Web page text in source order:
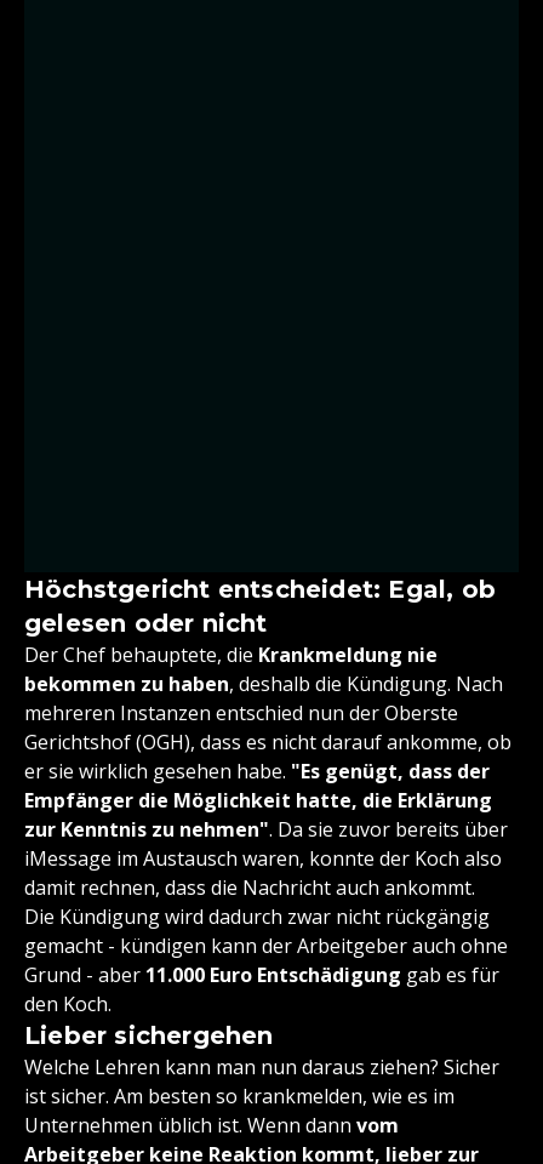
Höchstgericht entscheidet: Egal, ob
gelesen oder nicht
Der Chef behauptete, die Krankmeldung nie
bekommen zu haben, deshalb die Kündigung. Nach
mehreren Instanzen entschied nun der Oberste
Gerichtshof (OGH), dass es nicht darauf ankomme, ob
er sie wirklich gesehen habe. "Es genügt, dass der
Empfänger die Möglichkeit hatte, die Erklärung
zur Kenntnis zu nehmen". Da sie zuvor bereits über
iMessage im Austausch waren, konnte der Koch also
damit rechnen, dass die Nachricht auch ankommt.
Die Kündigung wird dadurch zwar nicht rückgängig
gemacht - kündigen kann der Arbeitgeber auch ohne
Grund - aber 11.000 Euro Entschädigung gab es für
den Koch.
Lieber sichergehen
Welche Lehren kann man nun daraus ziehen? Sicher
ist sicher. Am besten so krankmelden, wie es im
Unternehmen üblich ist. Wenn dann vom
Arbeitgeber keine Reaktion kommt, lieber zur